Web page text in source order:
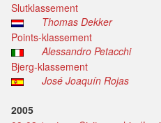
Slutklassement
Thomas Dekker
Points-klassement
Alessandro Petacchi
Bjerg-klassement
José Joaquín Rojas
2005